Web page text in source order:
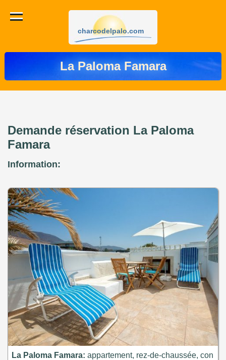
charcodelpalo.com
La Paloma Famara
Demande réservation La Paloma
Famara
Information:
La Paloma Famara: appartement, rez-de-chaussée, con